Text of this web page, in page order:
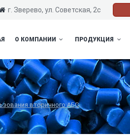
г. Зверево, ул. Советская, 2с
О КОМПАНИИ ПРОДУКЦИЯ
вторичного АБС